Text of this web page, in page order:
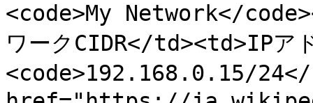
<code>My Network</
ワークCIDR</td><td>IPア
<code>192.168.0.15/24</